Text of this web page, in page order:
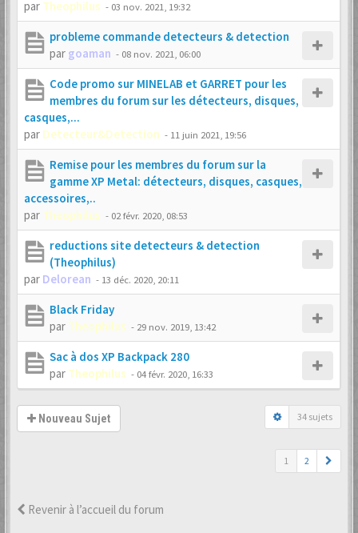
par Theophilus - 03 nov. 2021, 19:32
probleme commande detecteurs & detection
par goaman - 08 nov. 2021, 06:00
Code promo sur MINELAB et GARRET pour les
membres du forum sur les détecteurs, disques,
casques,...
par Detecteur&Detection - 11 juin 2021, 19:56
Remise pour les membres du forum sur la
gamme XP Metal: détecteurs, disques, casques,
accessoires,..
par Theophilus - 02 févr. 2020, 08:53
reductions site detecteurs & detection
(Theophilus)
par Delorean - 13 déc. 2020, 20:11
Black Friday
par Theophilus - 29 nov. 2019, 13:42
Sac à dos XP Backpack 280
par Theophilus - 04 févr. 2020, 16:33
Nouveau Sujet 34 sujets
1 2
Revenir à l’accueil du forum